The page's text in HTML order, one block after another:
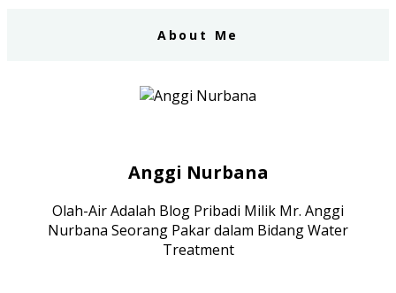
About Me
Anggi Nurbana
Olah-Air Adalah Blog Pribadi Milik Mr. Anggi
Nurbana Seorang Pakar dalam Bidang Water
Treatment